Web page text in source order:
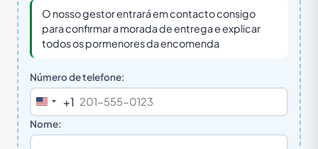
O nosso gestor entrará em contacto consigo
para confirmar a morada de entrega e explicar
todos os pormenores da encomenda
Número de telefone:
United
States
+1
Nome: